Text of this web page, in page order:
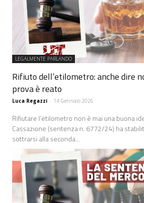
LEGALMENTE PARLANDO
Rifiuto dell’etilometro: anche dire
prova è reato
Luca Regazzi - 14 Gennaio 2026
Rifiutare l’etilometro non è mai una buona
Cassazione (sentenza n. 6772/24) ha
sottrarsi alla seconda...